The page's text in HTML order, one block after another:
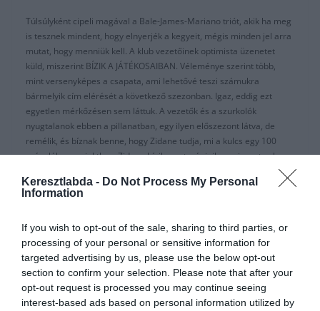
Keresztlabda - Do Not Process My Personal
Information
If you wish to opt-out of the sale, sharing to third parties, or
processing of your personal or sensitive information for
targeted advertising by us, please use the below opt-out
section to confirm your selection. Please note that after your
opt-out request is processed you may continue seeing
interest-based ads based on personal information utilized by
Túlsúlyként cipeli magával a Bale-James-Mariano triót, akik ha meg
is tesznek mindent, hogy elnyerjék a kegyeit, mégis minden jel arra
mutat, hogy menniük kell. A klub vezetőinek optimista üzenetet
küld, miszerint BÍZIK A JÁTÉKOSAIBAN. Véleménye szerint több,
mint versenyképes a csapata, ami lehetővé teszi számukra
bármelyik cím elérését a következő szezonban. Igaz, eddig ezt
egyetlen mérkőzésen sem láttuk. A vezetők és a szurkolók
nyugtalanok ebben a pillanatban, egy ilyen előszezont látva, de
remélik, és bíznak benne, hogy Zidane tudja, mi a kulcs egy 100
százalékos projekthez. Zidane bízik a veteránjaiban, viszont sokan
Zidane abba bízik, hogy majd a
10 nap, 2 meccs van rá, hogy felébredjenek a La Liga Santander
rajtja előtt. Az Atletico ellen elszenvedett vereség hangulata után
némi “gyógyulási tünet” mutatkozott meg a Fenerbahçe ellen, és ezt
a Salzburg ellen ma este meg kell erősíteniük. Jó hír, hogy a mester